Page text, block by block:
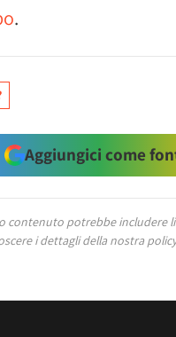
.
Aggiungici come
contenuto potrebbe includere
i dettagli della nostra